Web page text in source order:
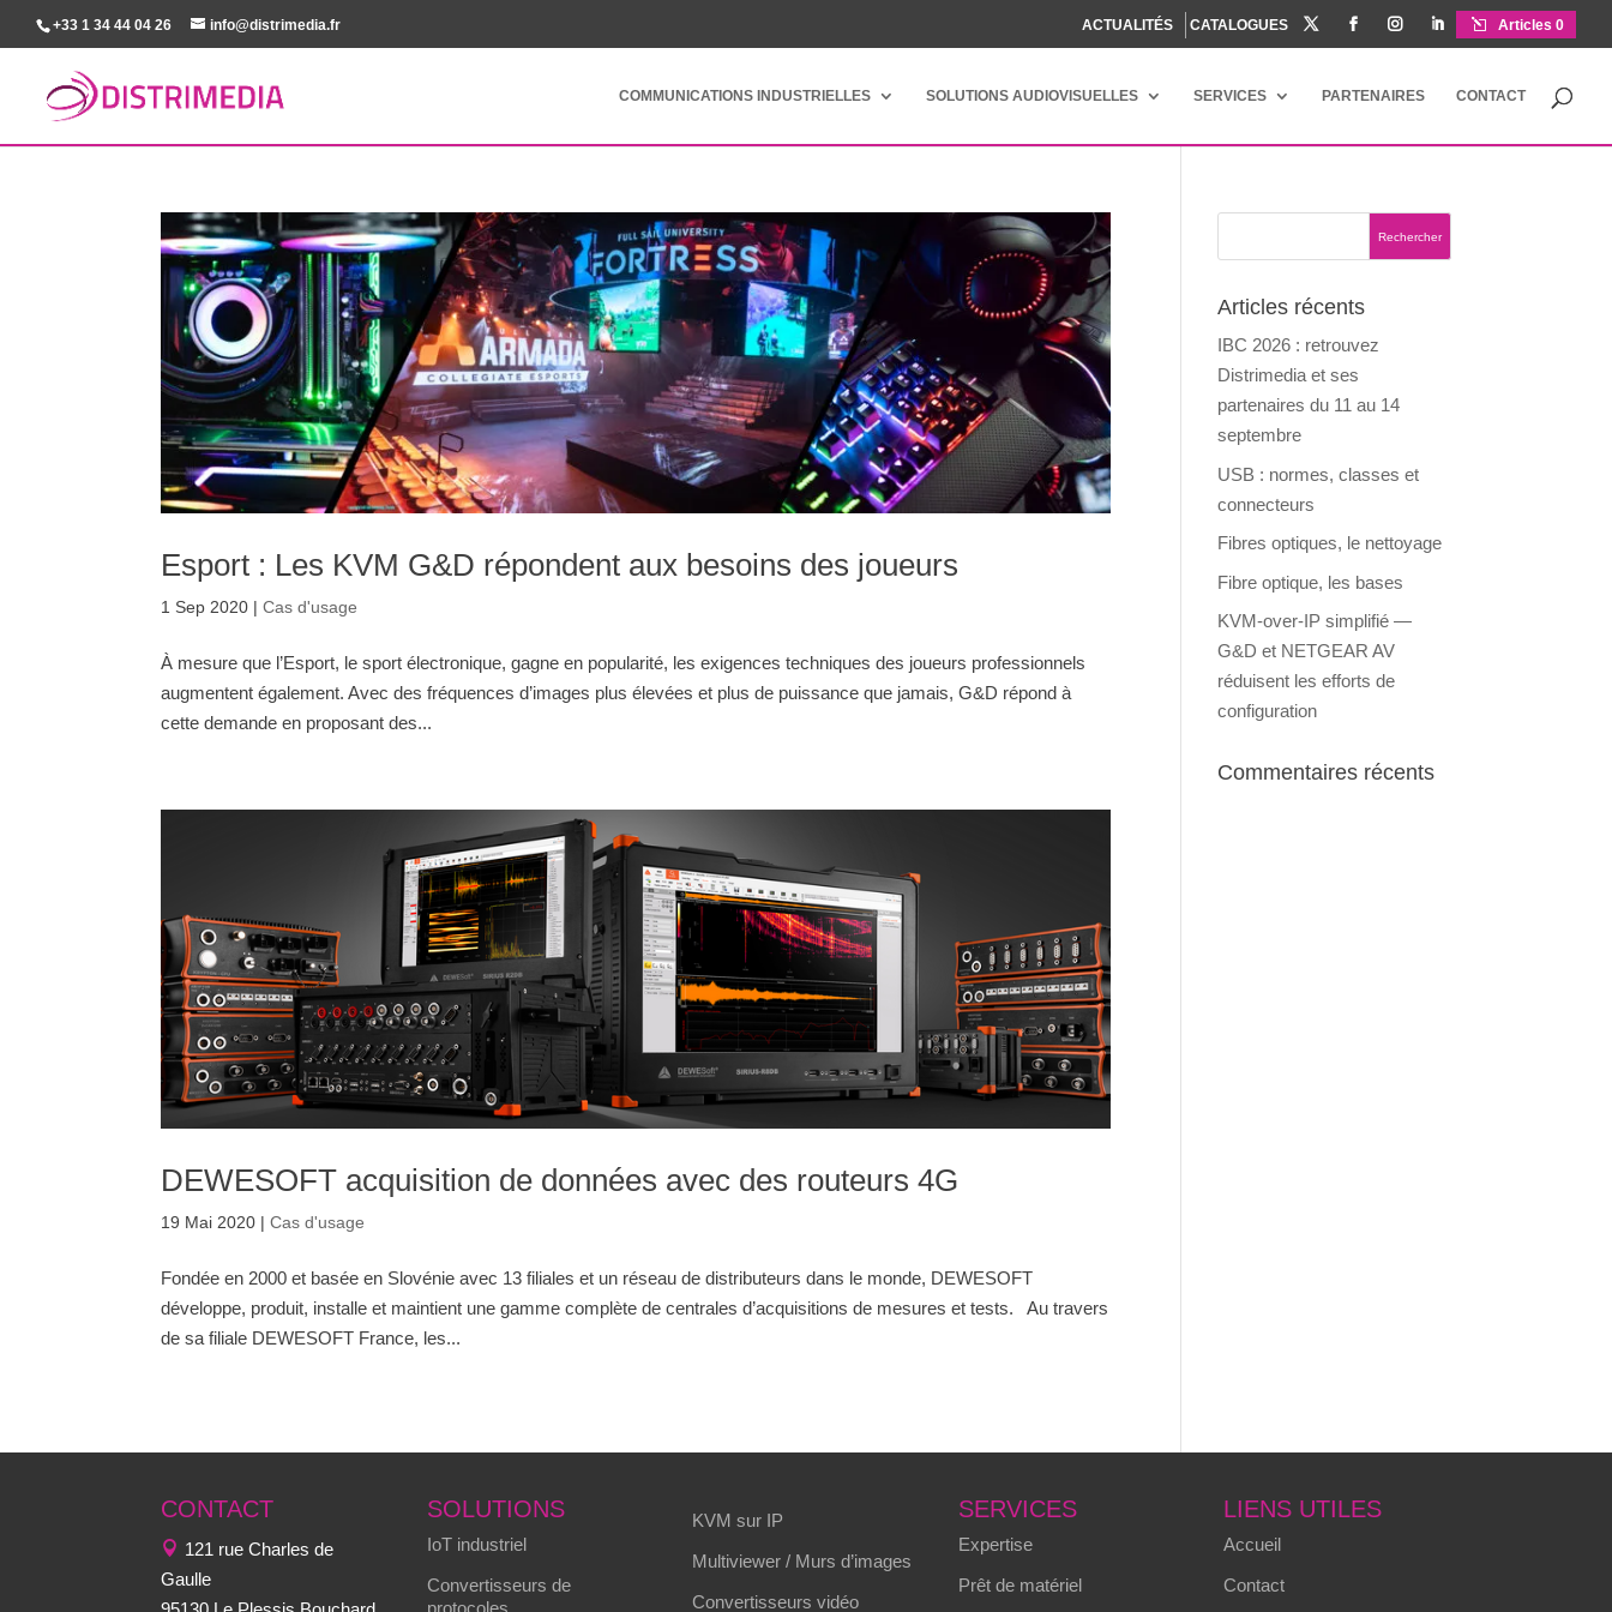
+33 1 34 44 04 26 info@distrimedia.fr ACTUALITÉS CATALOGUES     Articles 0
COMMUNICATIONS INDUSTRIELLES SOLUTIONS AUDIOVISUELLES SERVICES PARTENAIRES CONTACT
Esport : Les KVM G&D répondent aux besoins des joueurs
1 Sep 2020 |Cas d'usage
À mesure que l’Esport, le sport électronique, gagne en popularité, les exigences techniques des joueurs professionnels
augmentent également. Avec des fréquences d’images plus élevées et plus de puissance que jamais, G&D répond à
cette demande en proposant des...
DEWESOFT acquisition de données avec des routeurs 4G
19 Mai 2020 |Cas d'usage
Fondée en 2000 et basée en Slovénie avec 13 filiales et un réseau de distributeurs dans le monde, DEWESOFT
développe, produit, installe et maintient une gamme complète de centrales d’acquisitions de mesures et tests. Au travers
de sa filiale DEWESOFT France, les...
Articles récents
IBC 2026 : retrouvez
Distrimedia et ses
partenaires du 11 au 14
septembre
USB : normes, classes et
connecteurs
Fibres optiques, le nettoyage
Fibre optique, les bases
KVM-over-IP simplifié —
G&D et NETGEAR AV
réduisent les efforts de
configuration
Commentaires récents
CONTACT
121 rue Charles de
Gaulle
SOLUTIONS
IoT industriel
Convertisseurs de
protocoles
KVM sur IP
Multiviewer / Murs d’images
Convertisseurs vidéo
SERVICES
Expertise
Prêt de matériel
LIENS UTILES
Accueil
Contact